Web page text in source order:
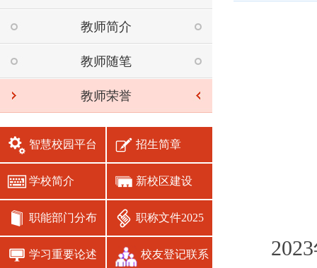
教师简介
教师随笔
教师荣誉
智慧校园平台 招生简章
学校简介 新校区建设
职能部门分布 职称文件2025
学习重要论述 校友登记联系